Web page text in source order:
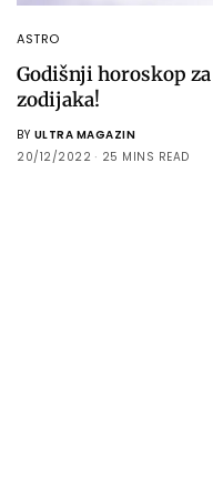
ASTRO
Godišnji horoskop za
zodijaka!
BY ULTRA MAGAZIN
20/12/2022
25 MINS READ